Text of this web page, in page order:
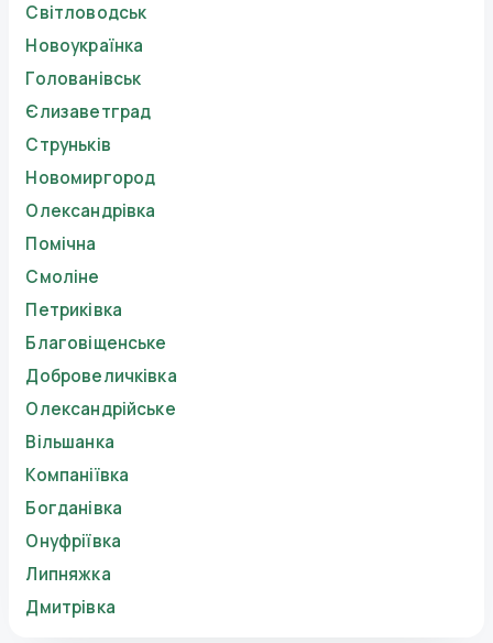
Світловодськ
Новоукраїнка
Голованівськ
Єлизаветград
Струньків
Новомиргород
Олександрівка
Помічна
Смоліне
Петриківка
Благовіщенське
Добровеличківка
Олександрійське
Вільшанка
Компаніївка
Богданівка
Онуфріївка
Липняжка
Дмитрівка